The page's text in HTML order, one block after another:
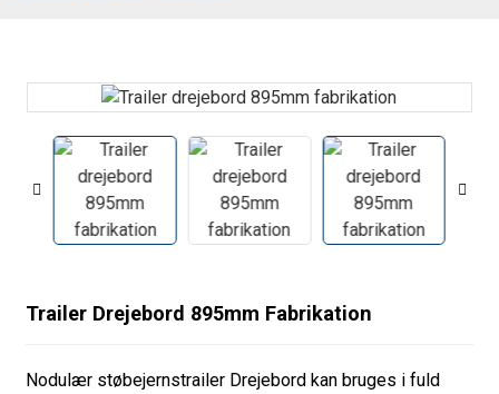
Trailer Drejebord 895mm Fabrikation
Nodulær støbejernstrailer Drejebord kan bruges i fuld